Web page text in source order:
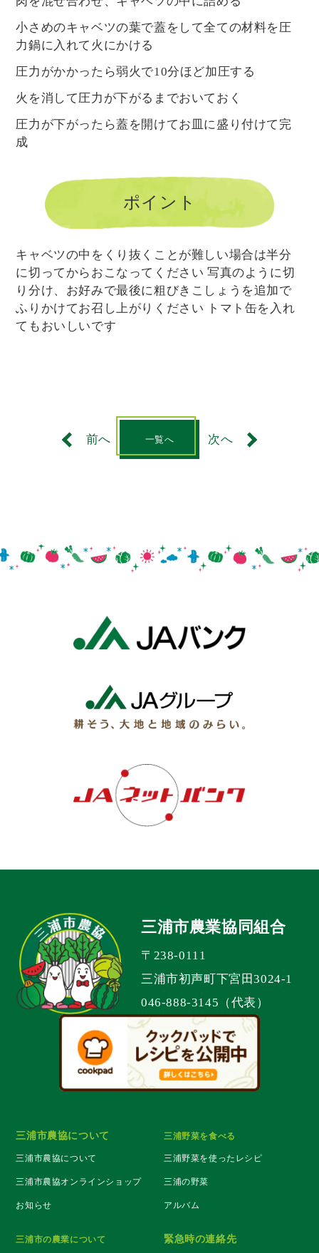
小さめのキャベツの葉で蓋をして全ての材料を圧
力鍋に入れて火にかける
圧力がかかったら弱火で10分ほど加圧する
火を消して圧力が下がるまでおいておく
圧力が下がったら蓋を開けてお皿に盛り付けて完
成
ポイント
キャベツの中をくり抜くことが難しい場合は半分
に切ってからおこなってください 写真のように切
り分け、お好みで最後に粗びきこしょうを追加で
ふりかけてお召し上がりください トマト缶を入れ
てもおいしいです
前へ 一覧へ 次へ
三浦市農業協同組合
〒238-0111
三浦市初声町下宮田3024-1
046-888-3145（代表）
三浦市農協について
三浦市農協について
三浦市農協オンラインショップ
お知らせ
三浦野菜を食べる
三浦野菜を使ったレシピ
三浦の野菜
アルバム
三浦市の農業について
緊急時の連絡先